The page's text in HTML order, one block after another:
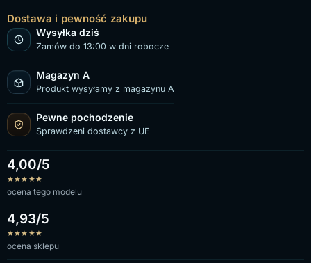
Dostawa i pewność zakupu
Wysyłka dziś
Zamów do 13:00 w dni robocze
Magazyn A
Produkt wysyłamy z magazynu A
Pewne pochodzenie
Sprawdzeni dostawcy z UE
4,00/5
★★★ ★★
ocena tego modelu
4,93/5
★★★ ★★
ocena sklepu